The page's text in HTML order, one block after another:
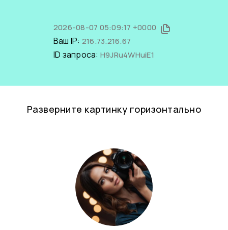
2026-08-07 05:09:17 +0000
Ваш IP: 216.73.216.67
ID запроса: H9JRu4WHuiE1
Разверните картинку горизонтально